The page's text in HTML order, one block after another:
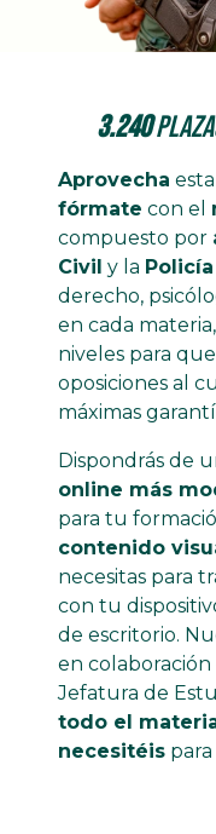
3.240
Aprovecha esta
fórmate con el
compuesto por
Civil y la
derecho,
en cada
niveles para
oposiciones al
máximas
Dispondrás de
online más
para tu
contenido
necesitas para
con tu
de escritorio.
en
Jefatura de
todo el
necesitéis